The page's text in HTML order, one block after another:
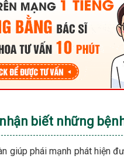
biết những
giúp phái mạnh phát hiện